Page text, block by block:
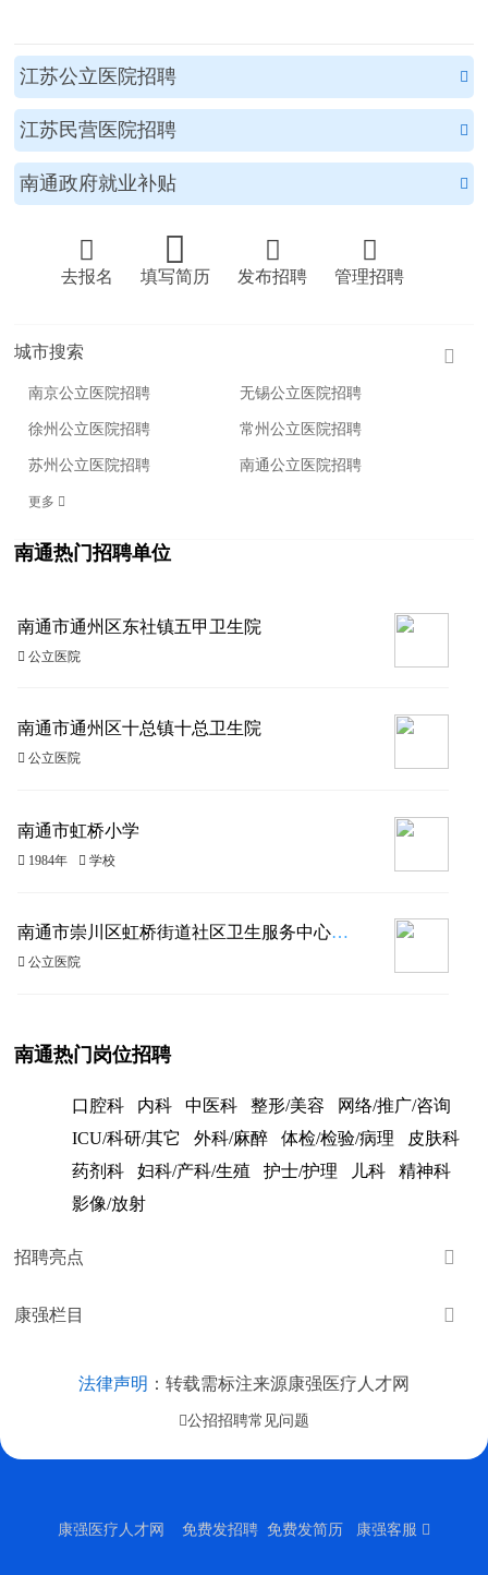
江苏公立医院招聘 
江苏民营医院招聘 
南通政府就业补贴 

去报名

填写简历

发布招聘

管理招聘
城市搜索 
南京公立医院招聘 无锡公立医院招聘
徐州公立医院招聘 常州公立医院招聘
苏州公立医院招聘 南通公立医院招聘
更多 
南通热门招聘单位
南通市通州区东社镇五甲卫生院
 公立医院
南通市通州区十总镇十总卫生院
 公立医院
南通市虹桥小学
 1984年  学校
南通市崇川区虹桥街道社区卫生服务中心（南通市崇川区疾病预防控制中心虹桥分中心、南通市妇幼保健院虹桥分院）
 公立医院
南通热门岗位招聘
口腔科 内科 中医科 整形/美容
网络/推广/咨询
ICU/科研/其它
外科/麻醉 体检/检验/病理
皮肤科
药剂科
妇科/产科/生殖 护士/护理 儿科
精神科
影像/放射
招聘亮点 
康强栏目 
法律声明 ：转载需标注来源康强医疗人才网
公招招聘常见问题
康强医疗人才网 免费发招聘 免费发简历 康强客服 